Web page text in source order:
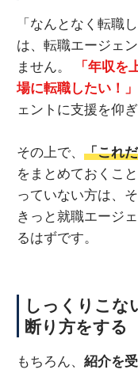
「なんとなく転職
は、転職エージェ
ません。
「年収
場に転職したい！
ェントに支援を仰ぎ
その上で、 「これ
をまとめておくこ
っていない方は、
きっと就職エージ
るはずです。
しっくりこな
断り方をする
もちろん、 紹介を